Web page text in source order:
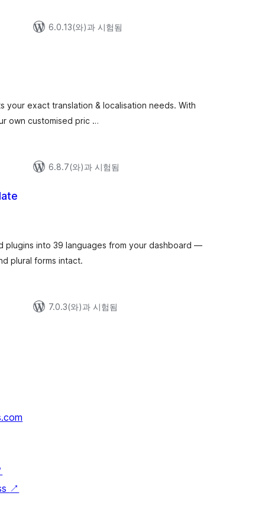
6.0.13(와)과 시험됨
exact translation & localisation needs. With
own customised pric …
6.8.7(와)과 시험됨
plugins into 39 languages from your dashboard —
plural forms intact.
7.0.3(와)과 시험됨
↗